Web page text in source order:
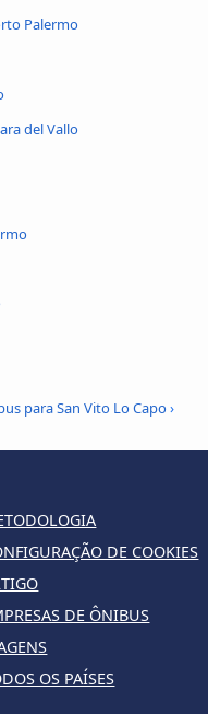
Palermo
del Vallo
para San Vito Lo Capo›
DE COOKIES
DE ÔNIBUS
OS PAÍSES